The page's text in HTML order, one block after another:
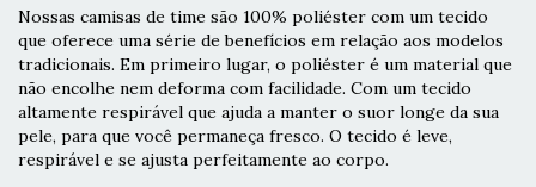
Nossas camisas de time são 100% poliéster com um tecido
que oferece uma série de benefícios em relação aos modelos
tradicionais. Em primeiro lugar, o poliéster é um material que
não encolhe nem deforma com facilidade. Com um tecido
altamente respirável que ajuda a manter o suor longe da sua
pele, para que você permaneça fresco. O tecido é leve,
respirável e se ajusta perfeitamente ao corpo.